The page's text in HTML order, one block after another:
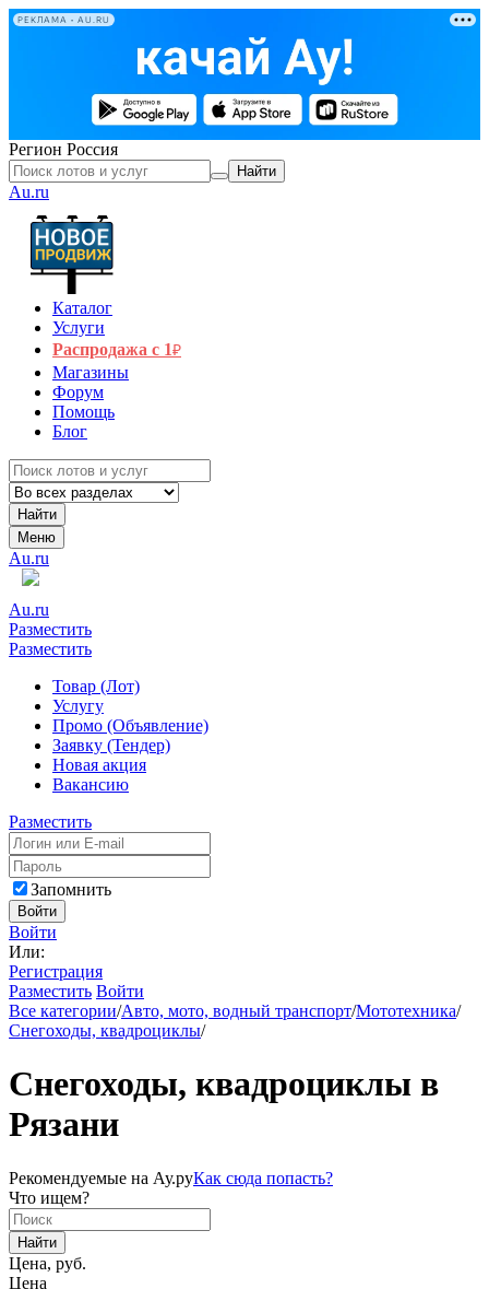
РЕКЛАМА • AU.RU
Регион Россия
Найти
Au.ru
Каталог
Услуги
Распродажа с 1₽
Магазины
Форум
Помощь
Блог
Найти
Меню
Au.ru
Au.ru
Разместить
Разместить
Товар (Лот)
Услугу
Промо (Объявление)
Заявку (Тендер)
Новая акция
Вакансию
Разместить
Запомнить
Войти
Войти
Или:
Регистрация
Разместить Войти
Все категории/Авто, мото, водный транспорт/Мототехника/
Снегоходы, квадроциклы/
Снегоходы, квадроциклы в
Рязани
Рекомендуемые на Ау.руКак сюда попасть?
Что ищем?
Найти
Цена, руб.
Цена